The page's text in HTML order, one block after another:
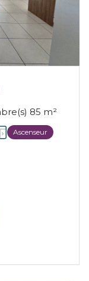
Appartement 4 pièce(s) 3 chambre(s) 85 m²
Ascenseur